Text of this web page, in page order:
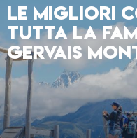
LE MIGLIORI
TUTTA LA
GERVAIS